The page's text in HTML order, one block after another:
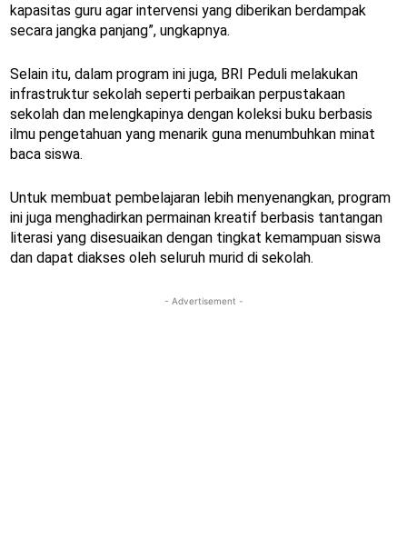
kapasitas guru agar intervensi yang diberikan berdampak
secara jangka panjang”, ungkapnya.
Selain itu, dalam program ini juga, BRI Peduli melakukan
infrastruktur sekolah seperti perbaikan perpustakaan
sekolah dan melengkapinya dengan koleksi buku berbasis
ilmu pengetahuan yang menarik guna menumbuhkan minat
baca siswa.
Untuk membuat pembelajaran lebih menyenangkan, program
ini juga menghadirkan permainan kreatif berbasis tantangan
literasi yang disesuaikan dengan tingkat kemampuan siswa
dan dapat diakses oleh seluruh murid di sekolah.
- Advertisement -